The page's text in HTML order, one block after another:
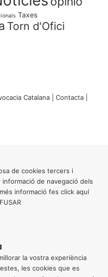
Taxes
Torn d'Ofici
Catalana | Contacta
de cookies tercers i
de navegació dels
informació fes click aquí
la vostra experiència
les cookies que es